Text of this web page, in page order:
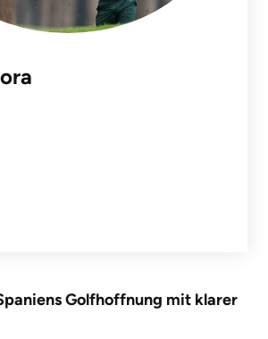
Golfhoffnung mit klarer